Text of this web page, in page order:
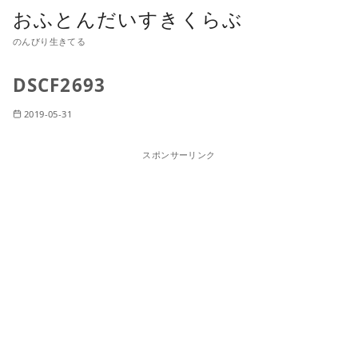
おふとんだいすきくらぶ
のんびり生きてる
DSCF2693
2019-05-31
スポンサーリンク